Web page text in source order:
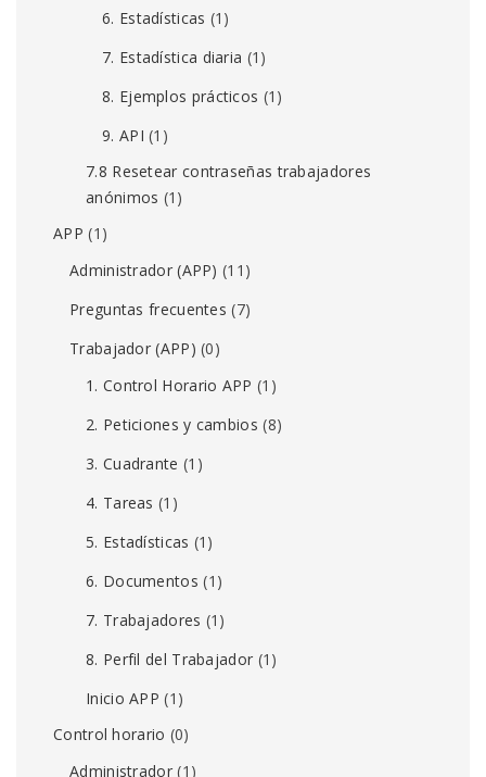
6. Estadísticas (1)
7. Estadística diaria (1)
8. Ejemplos prácticos (1)
9. API (1)
7.8 Resetear contraseñas trabajadores
anónimos (1)
APP (1)
Administrador (APP) (11)
Preguntas frecuentes (7)
Trabajador (APP) (0)
1. Control Horario APP (1)
2. Peticiones y cambios (8)
3. Cuadrante (1)
4. Tareas (1)
5. Estadísticas (1)
6. Documentos (1)
7. Trabajadores (1)
8. Perfil del Trabajador (1)
Inicio APP (1)
Control horario (0)
Administrador(1)